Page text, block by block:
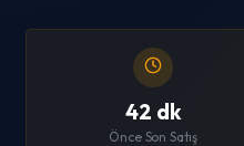
42 dk
Önce Son Satış